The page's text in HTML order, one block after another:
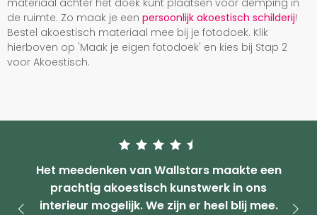
materiaal achter het doek kunt plaatsen voor demping in
de ruimte. Zo maak je een persoonlijk akoestisch schilderij!
Bestel akoestisch materiaal mee bij je fotodoek. Klik
hierboven op 'Maak je eigen fotodoek' en kies bij Stap 2
voor Akoestisch.
Het meedenken van Wallstars maakte een
prachtig akoestisch kunstwerk in ons
interieur mogelijk. We zijn er heel blij mee.